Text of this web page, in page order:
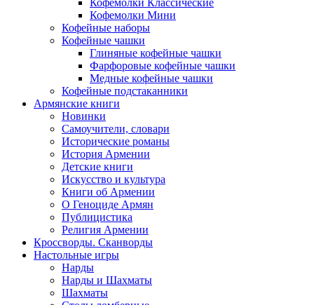
Кофемолки Классические
Кофемолки Мини
Кофейные наборы
Кофейные чашки
Глиняные кофейные чашки
Фарфоровые кофейные чашки
Медные кофейные чашки
Кофейные подстаканники
Армянские книги
Новинки
Самоучители, словари
Исторические романы
История Армении
Детские книги
Иcкусство и культура
Книги об Армении
О Геноциде Армян
Публицистика
Религия Армении
Кроссворды. Сканворды
Настольные игры
Нарды
Нарды и Шахматы
Шахматы